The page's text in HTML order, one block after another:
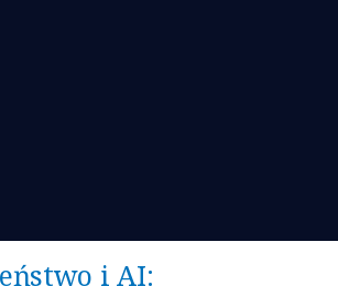
i AI: